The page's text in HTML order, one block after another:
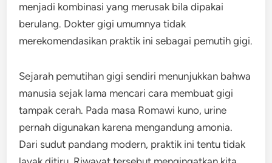
menjadi kombinasi yang merusak bila dipakai
berulang. Dokter gigi umumnya tidak
merekomendasikan praktik ini sebagai pemutih gigi.
Sejarah pemutihan gigi sendiri menunjukkan bahwa
manusia sejak lama mencari cara membuat gigi
tampak cerah. Pada masa Romawi kuno, urine
pernah digunakan karena mengandung amonia.
Dari sudut pandang modern, praktik ini tentu tidak